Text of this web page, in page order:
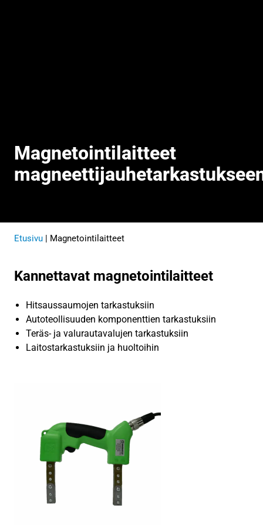
Magnetointilaitteet
Etusivu | Magnetointilaitteet
Kannettavat magnetointilaitteet
Hitsaussaumojen tarkastuksiin
Autoteollisuuden komponenttien tarkastuksiin
Teräs- ja valurautavalujen tarkastuksiin
Laitostarkastuksiin ja huoltoihin